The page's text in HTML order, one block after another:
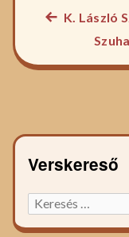
Bejegyzés
navigáció
Előző
főzelék
recept:
K. László
Verskereső
Keresett
főzelék